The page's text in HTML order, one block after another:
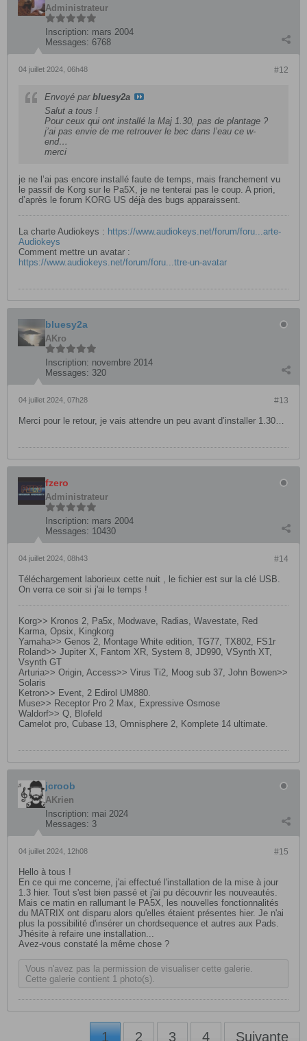
Administrateur
Inscription: mars 2004
Messages: 6768
#12
04 juillet 2024, 06h48
Envoyé par bluesy2a
Salut a tous !
Pour ceux qui ont installé la Maj 1.30, pas de plantage ?
j’ai pas envie de me retrouver le bec dans l’eau ce w-
end…
merci
je ne l’ai pas encore installé faute de temps, mais franchement vu
le passif de Korg sur le Pa5X, je ne tenterai pas le coup. A priori,
d’après le forum KORG US déjà des bugs apparaissent.
La charte Audiokeys : https://www.audiokeys.net/forum/foru...arte-
Audiokeys
Comment mettre un avatar :
https://www.audiokeys.net/forum/foru...ttre-un-avatar
bluesy2a
AKro
Inscription: novembre 2014
Messages: 320
#13
04 juillet 2024, 07h28
Merci pour le retour, je vais attendre un peu avant d’installer 1.30…
fzero
Administrateur
Inscription: mars 2004
Messages: 10430
#14
04 juillet 2024, 08h43
Téléchargement laborieux cette nuit , le fichier est sur la clé USB.
On verra ce soir si j'ai le temps !
Korg>> Kronos 2, Pa5x, Modwave, Radias, Wavestate, Red
Karma, Opsix, Kingkorg
Yamaha>> Genos 2, Montage White edition, TG77, TX802, FS1r
Roland>> Jupiter X, Fantom XR, System 8, JD990, VSynth XT,
Vsynth GT
Arturia>> Origin, Access>> Virus Ti2, Moog sub 37, John Bowen>>
Solaris
Ketron>> Event, 2 Edirol UM880.
Muse>> Receptor Pro 2 Max, Expressive Osmose
Waldorf>> Q, Blofeld
Camelot pro, Cubase 13, Omnisphere 2, Komplete 14 ultimate.
jcroob
AKrien
Inscription: mai 2024
Messages: 3
#15
04 juillet 2024, 12h08
Hello à tous !
En ce qui me concerne, j'ai effectué l'installation de la mise à jour
1.3 hier. Tout s'est bien passé et j'ai pu découvrir les nouveautés.
Mais ce matin en rallumant le PA5X, les nouvelles fonctionnalités
du MATRIX ont disparu alors qu'elles étaient présentes hier. Je n'ai
plus la possibilité d'insérer un chordsequence et autres aux Pads.
J'hésite à refaire une installation...
Avez-vous constaté la même chose ?
Vous n'avez pas la permission de visualiser cette galerie.
Cette galerie contient 1 photo(s).
1 2 3 4 Suivante